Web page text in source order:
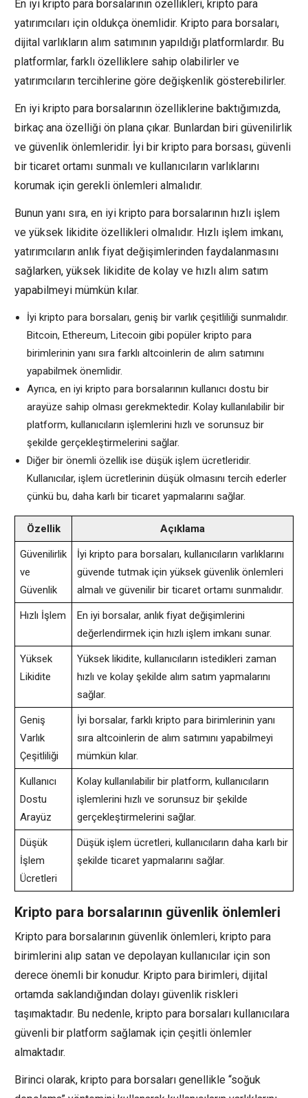
En iyi kripto para borsalarının özellikleri, kripto para
yatırımcıları için oldukça önemlidir. Kripto para borsaları,
dijital varlıkların alım satımının yapıldığı platformlardır. Bu
platformlar, farklı özelliklere sahip olabilirler ve
yatırımcıların tercihlerine göre değişkenlik gösterebilirler.
En iyi kripto para borsalarının özelliklerine baktığımızda,
birkaç ana özelliği ön plana çıkar. Bunlardan biri güvenilirlik
ve güvenlik önlemleridir. İyi bir kripto para borsası, güvenli
bir ticaret ortamı sunmalı ve kullanıcıların varlıklarını
korumak için gerekli önlemleri almalıdır.
Bunun yanı sıra, en iyi kripto para borsalarının hızlı işlem
ve yüksek likidite özellikleri olmalıdır. Hızlı işlem imkanı,
yatırımcıların anlık fiyat değişimlerinden faydalanmasını
sağlarken, yüksek likidite de kolay ve hızlı alım satım
yapabilmeyi mümkün kılar.
İyi kripto para borsaları, geniş bir varlık çeşitliliği sunmalıdır.
Bitcoin, Ethereum, Litecoin gibi popüler kripto para
birimlerinin yanı sıra farklı altcoinlerin de alım satımını
yapabilmek önemlidir.
Ayrıca, en iyi kripto para borsalarının kullanıcı dostu bir
arayüze sahip olması gerekmektedir. Kolay kullanılabilir bir
platform, kullanıcıların işlemlerini hızlı ve sorunsuz bir
şekilde gerçekleştirmelerini sağlar.
Diğer bir önemli özellik ise düşük işlem ücretleridir.
Kullanıcılar, işlem ücretlerinin düşük olmasını tercih ederler
çünkü bu, daha karlı bir ticaret yapmalarını sağlar.
Özellik Açıklama
Güvenilirlik
ve
Güvenlik
İyi kripto para borsaları, kullanıcıların varlıklarını
güvende tutmak için yüksek güvenlik önlemleri
almalı ve güvenilir bir ticaret ortamı sunmalıdır.
Hızlı İşlem
En iyi borsalar, anlık fiyat değişimlerini
değerlendirmek için hızlı işlem imkanı sunar.
Yüksek
Likidite
Yüksek likidite, kullanıcıların istedikleri zaman
hızlı ve kolay şekilde alım satım yapmalarını
sağlar.
Geniş
Varlık
Çeşitliliği
İyi borsalar, farklı kripto para birimlerinin yanı
sıra altcoinlerin de alım satımını yapabilmeyi
mümkün kılar.
Kullanıcı
Dostu
Arayüz
Kolay kullanılabilir bir platform, kullanıcıların
işlemlerini hızlı ve sorunsuz bir şekilde
gerçekleştirmelerini sağlar.
Düşük
İşlem
Ücretleri
Düşük işlem ücretleri, kullanıcıların daha karlı bir
şekilde ticaret yapmalarını sağlar.
Kripto para borsalarının güvenlik önlemleri
Kripto para borsalarının güvenlik önlemleri, kripto para
birimlerini alıp satan ve depolayan kullanıcılar için son
derece önemli bir konudur. Kripto para birimleri, dijital
ortamda saklandığından dolayı güvenlik riskleri
taşımaktadır. Bu nedenle, kripto para borsaları kullanıcılara
güvenli bir platform sağlamak için çeşitli önlemler
almaktadır.
Birinci olarak, kripto para borsaları genellikle “soğuk